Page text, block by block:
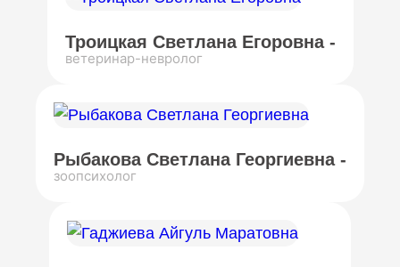
Троицкая Светлана Егоровна -
ветеринар-невролог
Рыбакова Светлана Георгиевна -
зоопсихолог